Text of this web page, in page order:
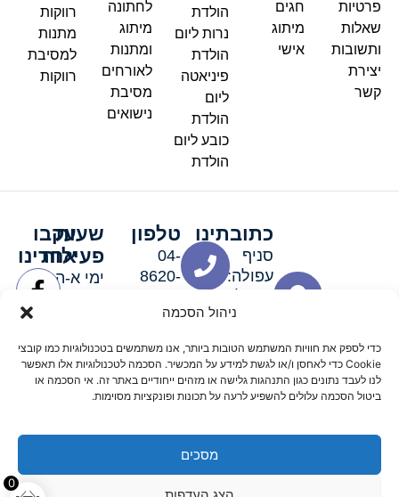
ניהול הסכמה
כדי לספק את חוויות המשתמש הטובות ביותר, אנו משתמשים בטכנולוגיות כמו קובצי
Cookie כדי לאחסן ו/או לגשת למידע על המכשיר. הסכמה לטכנולוגיות אלו תאפשר
לנו לעבד נתונים כגון התנהגות גלישה או מזהים ייחודיים באתר זה. אי הסכמה או
ביטול הסכמה עלולים להשפיע לרעה על תכונות ופונקציות מסוימות.
מסכים
0
פרטיות
שאלות
ותשובות
יצירת
קשר
חגים
מיתוג
אישי
הולדת
נרות ליום
הולדת
פיניאטה
ליום
הולדת
כובע ליום
הולדת
לחתונה
מיתוג
ומתנות
לאורחים
מסיבת
נישואים
רווקות
מתנות
למסיבת
רווקות
כתובתינו
סניף
עפולה:
סניף מגדל
האלה 19
טלפון
04-
8620-
שעות
פעילות
ימי א-ה:
ימי שישי
וערבי חג:
8:30-
15:00
עקבו
אחרינו